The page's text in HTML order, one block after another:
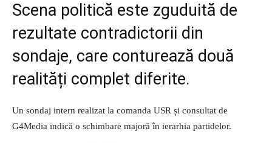
Scena politică este zguduită de
rezultate contradictorii din
sondaje, care conturează două
realități complet diferite.
Un sondaj intern realizat la comanda USR și consultat de
G4Media indică o schimbare majoră în ierarhia partidelor.